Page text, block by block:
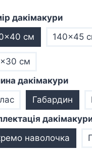
дакімакури
см
140x45
см
дакімакури
Габардин
наволочка